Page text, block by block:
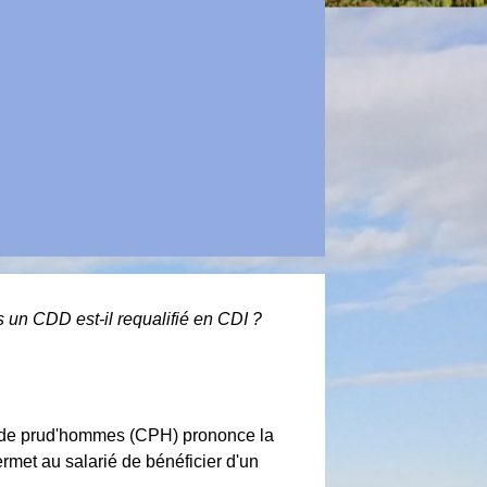
un CDD est-il requalifié en CDI ?
prud'hommes (CPH) prononce la
au salarié de bénéficier d'un